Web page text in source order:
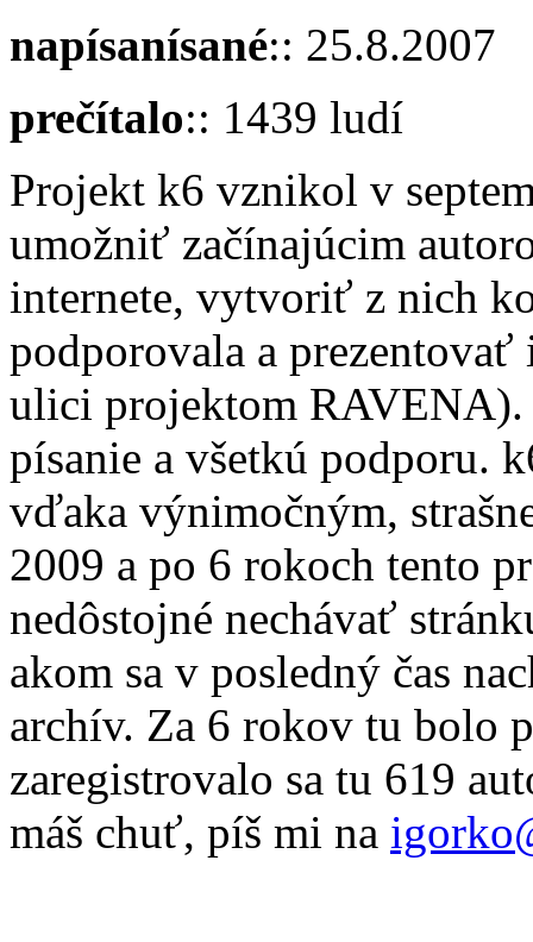
napísanísané:: 25.8.2007
prečítalo:: 1439 ludí
Projekt k6 vznikol v
umožniť začínajúcim
internete, vytvoriť z nich
podporovala a
ulici projektom RAVENA).
písanie a všetkú podporu.
vďaka výnimočným,
2009 a po 6 rokoch tento
nedôstojné nechávať
akom sa v posledný čas
archív. Za 6 rokov tu bolo
zaregistrovalo sa tu 619
máš chuť, píš mi na